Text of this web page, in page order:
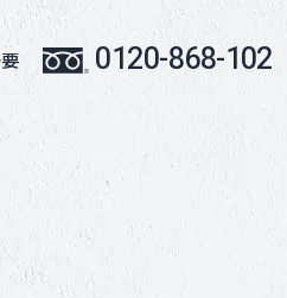
0120-868-102